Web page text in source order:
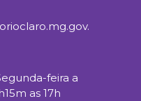
feira a
as 17h